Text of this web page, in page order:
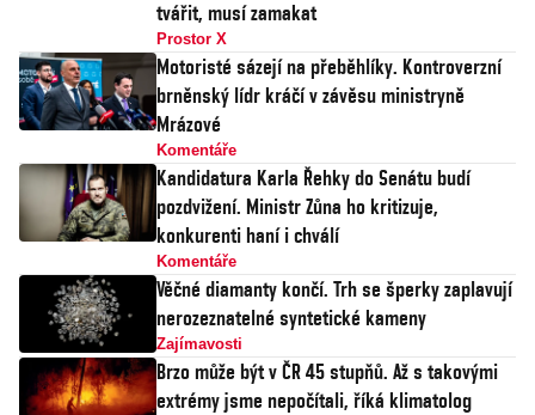
tvářit, musí zamakat
Prostor X
Motoristé sázejí na přeběhlíky. Kontroverzní
brněnský lídr kráčí v závěsu ministryně
Mrázové
Komentáře
Kandidatura Karla Řehky do Senátu budí
pozdvižení. Ministr Zůna ho kritizuje,
konkurenti haní i chválí
Komentáře
Věčné diamanty končí. Trh se šperky zaplavují
nerozeznatelné syntetické kameny
Zajímavosti
Brzo může být v ČR 45 stupňů. Až s takovými
extrémy jsme nepočítali, říká klimatolog